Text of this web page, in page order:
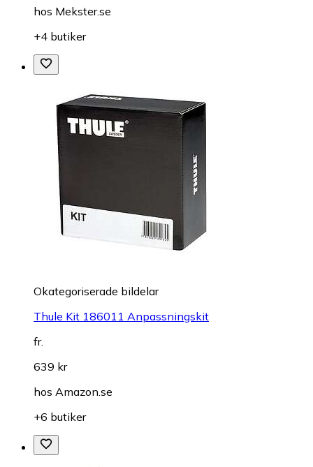
hos Mekster.se
+4 butiker
Okategoriserade bildelar
Thule Kit 186011 Anpassningskit
fr.
639 kr
hos Amazon.se
+6 butiker